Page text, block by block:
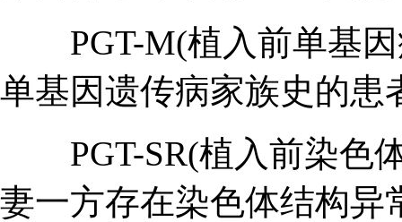
PGT-M(植入前单基因
单基因遗传病家族史的患
PGT-SR(植入前染色
妻一方存在染色体结构异